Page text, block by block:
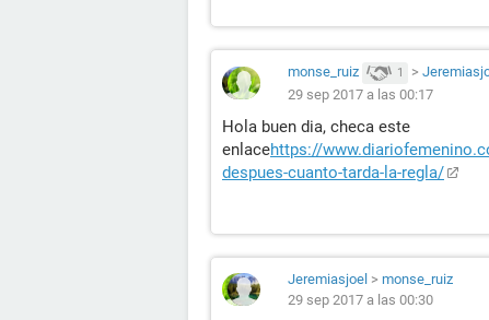
monse_ruiz 1 >
29 sep 2017 a las 00:17
Hola buen dia, checa este
enlacehttps://
despues-cuanto-tarda-la-regla/
Jeremiasjoel > monse_ruiz
29 sep 2017 a las 00:30